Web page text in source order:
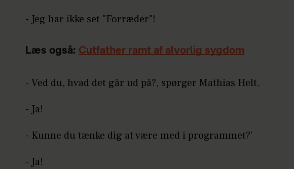
- Jeg har ikke set "Forræder"!
Læs også: Cutfather ramt af alvorlig sygdom
- Ved du, hvad det går ud på?, spørger Mathias Helt.
- Ja!
- Kunne du tænke dig at være med i programmet?'
- Ja!